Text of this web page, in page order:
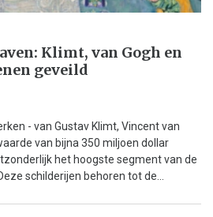
Klimt, van Gogh en
geveild
- van Gustav Klimt, Vincent van
van bijna 350 miljoen dollar
het hoogste segment van de
schilderijen behoren tot de...